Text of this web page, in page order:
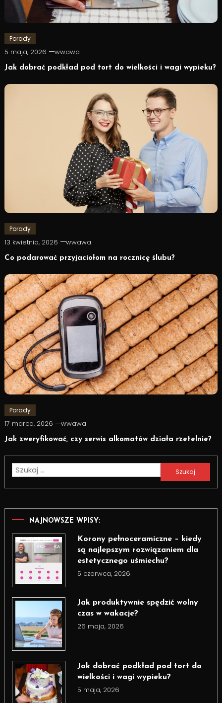
Porady
5 maja, 2026 wwawa
Jak dobrać podkład pod tort do wielkości i wagi wypieku?
Porady
13 kwietnia, 2026 wwawa
Co podarować przyjaciołom na rocznicę ślubu?
Porady
17 marca, 2026 wwawa
Jak zweryfikować, czy serwis alkomatów działa rzetelnie?
Szukaj:
NAJNOWSZE WPISY:
Korony pełnoceramiczne – kiedy
są najlepszym rozwiązaniem dla
estetycznego uśmiechu?
5 czerwca, 2026
Jak produktywnie spędzić wolny
czas w wakacje?
26 maja, 2026
Jak dobrać podkład pod tort do
wielkości i wagi wypieku?
5 maja, 2026